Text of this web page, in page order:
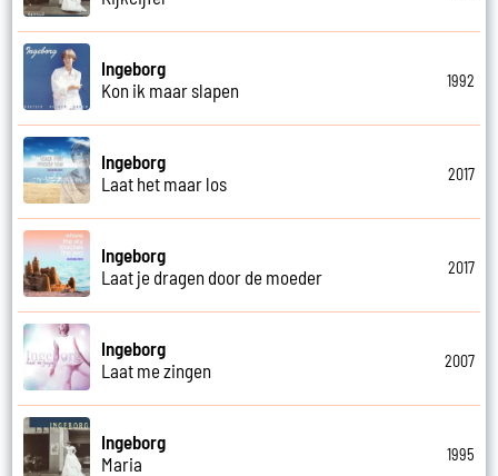
Ingeborg
Kon ik maar slapen
1992
Ingeborg
Laat het maar los
2017
Ingeborg
Laat je dragen door de moeder
2017
Ingeborg
Laat me zingen
2007
Ingeborg
Maria
1995